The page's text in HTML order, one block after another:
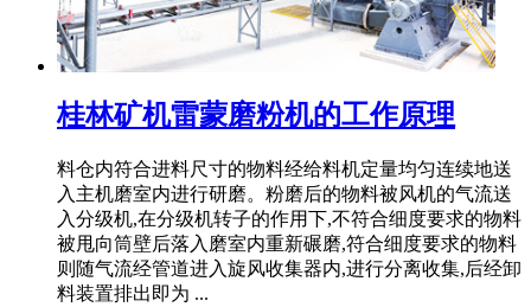
桂林矿机雷蒙磨粉机的工作原理
料仓内符合进料尺寸的物料经给料机定量均匀连续地送
入主机磨室内进行研磨。粉磨后的物料被风机的气流送
入分级机,在分级机转子的作用下,不符合细度要求的物料
被甩向筒壁后落入磨室内重新碾磨,符合细度要求的物料
则随气流经管道进入旋风收集器内,进行分离收集,后经卸
料装置排出即为 ...